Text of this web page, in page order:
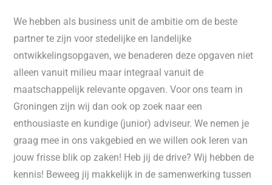
We hebben als business unit de ambitie om de beste
partner te zijn voor stedelijke en landelijke
ontwikkelingsopgaven, we benaderen deze opgaven niet
alleen vanuit milieu maar integraal vanuit de
maatschappelijk relevante opgaven. Voor ons team in
Groningen zijn wij dan ook op zoek naar een
enthousiaste en kundige (junior) adviseur. We nemen je
graag mee in ons vakgebied en we willen ook leren van
jouw frisse blik op zaken! Heb jij de drive? Wij hebben de
kennis! Beweeg jij makkelijk in de samenwerking tussen